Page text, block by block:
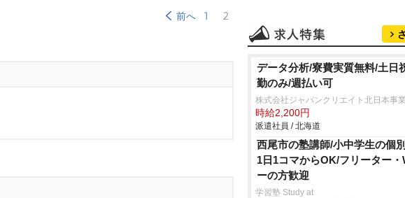
前へ 1 2
データ分析/寮費実質無料/土日
勤のみ/週払い可
株式会社ジャパンクリエイト北日本事
時給2,200円
派遣社員 / 北海道
西尾市の塾講師/小中学生の個
1日1コマからOK/フリーター・
ーの方歓迎
学習塾 Study at